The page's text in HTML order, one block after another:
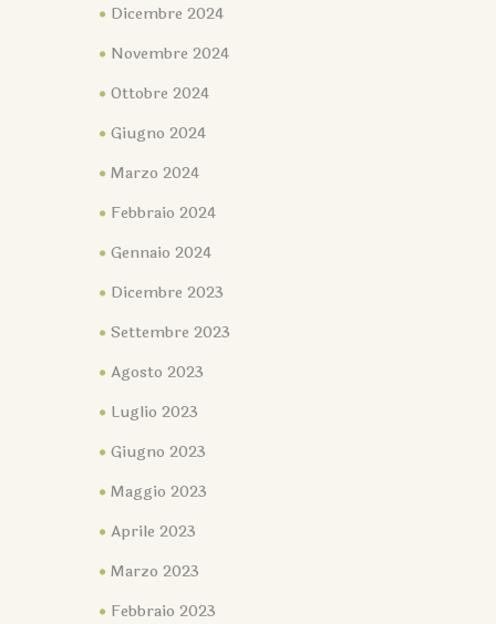
Dicembre 2024
Novembre 2024
Ottobre 2024
Giugno 2024
Marzo 2024
Febbraio 2024
Gennaio 2024
Dicembre 2023
Settembre 2023
Agosto 2023
Luglio 2023
Giugno 2023
Maggio 2023
Aprile 2023
Marzo 2023
Febbraio 2023